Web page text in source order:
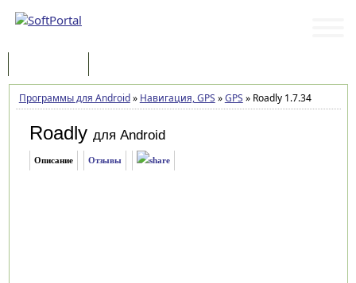
Программы для Android» Навигация, GPS »GPS »Roadly 1.7.34
Roadly для Android
Описание Отзывы